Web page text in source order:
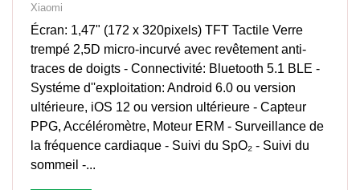
Xiaomi
Écran: 1,47" (172 x 320pixels) TFT Tactile Verre
trempé 2,5D micro-incurvé avec revêtement anti-
traces de doigts - Connectivité: Bluetooth 5.1 BLE -
Systéme d''exploitation: Android 6.0 ou version
ultérieure, iOS 12 ou version ultérieure - Capteur
PPG, Accéléromètre, Moteur ERM - Surveillance de
la fréquence cardiaque - Suivi du SpO₂ - Suivi du
sommeil -...